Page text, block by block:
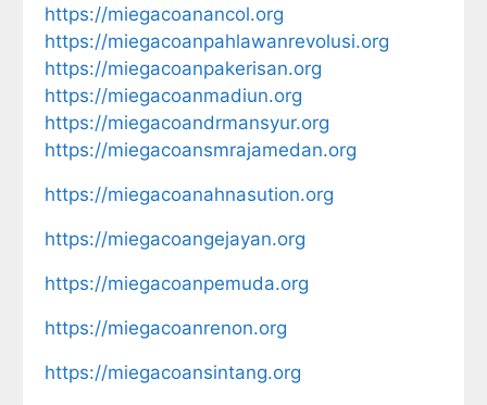
https://miegacoanancol.org
https://miegacoanpahlawanrevolusi.org
https://miegacoanpakerisan.org
https://miegacoanmadiun.org
https://miegacoandrmansyur.org
https://miegacoansmrajamedan.org
https://miegacoanahnasution.org
https://miegacoangejayan.org
https://miegacoanpemuda.org
https://miegacoanrenon.org
https://miegacoansintang.org